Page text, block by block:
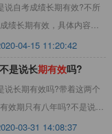
说自考成绩长期有效?不所
绩长期有效，具体内容如
04-15 11:20:42
是说长期有效吗?
说长期有效吗?带着这两个
效期只有八年吗?不是说长
03-31 14:08:37